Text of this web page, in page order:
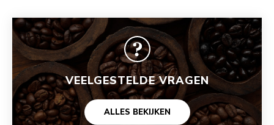
VEELGESTELDE VRAGEN
ALLES BEKIJKEN